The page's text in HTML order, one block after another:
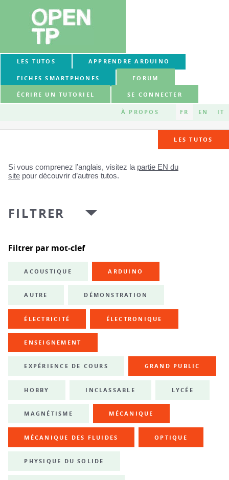
LES TUTOS APPRENDRE ARDUINO
FICHES SMARTPHONES FORUM
ÉCRIRE UN TUTORIEL SE CONNECTER
À PROPOS FR EN IT
LES TUTOS
Si vous comprenez l’anglais, visitez la partie EN du
site pour découvrir d’autres tutos.
FILTRER
Filtrer par mot-clef
ACOUSTIQUE ARDUINO
AUTRE DÉMONSTRATION
ÉLECTRICITÉ ÉLECTRONIQUE
ENSEIGNEMENT
EXPÉRIENCE DE COURS GRAND PUBLIC
HOBBY INCLASSABLE LYCÉE
MAGNÉTISME MÉCANIQUE
MÉCANIQUE DES FLUIDES OPTIQUE
PHYSIQUE DU SOLIDE